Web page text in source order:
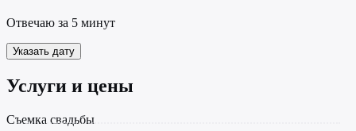
Отвечаю за 5 минут
Указать дату
Услуги и цены
Съемка свадьбы